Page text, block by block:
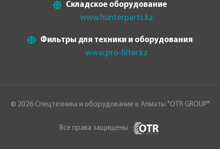
Складское оборудование
www.hunterparts.kz
Фильтры для техники и оборудования
www.pro-filter.kz
© 2026 Спецтехника и оборудование в Алматы "OTR GROUP"
Все права защищены